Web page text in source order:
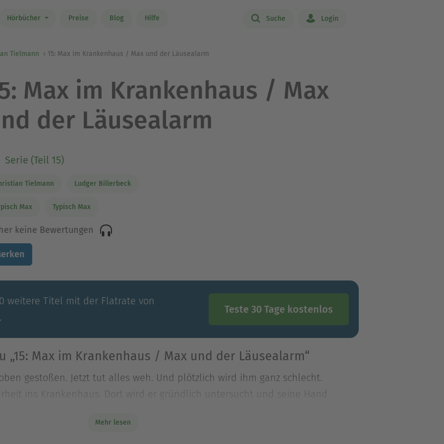
Hörbücher Preise Blog Hilfe Suche Login
Tielmann 15: Max im Krankenhaus / Max und der Läusealarm
Max im Krankenhaus / Max
der Läusealarm
Serie (Teil 15)
Tielmann Ludger Billerbeck
Max Typisch Max
keine Bewertungen
weitere Titel mit der Flatrate von
Teste 30 Tage kostenlos
„15: Max im Krankenhaus / Max und der Läusealarm“
gestoßen. Jetzt tut alles weh. Und plötzlich wird ihm ganz schlecht.
ins Krankenhaus. Dort wird er gründlich untersucht und seine Hand
ins Krankenhaus. Dort wird er gründlich untersucht und seine Hand
Mehr lesen